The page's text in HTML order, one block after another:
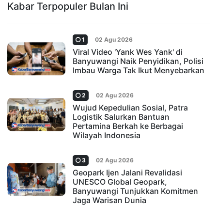
Kabar Terpopuler Bulan Ini
1 02 Agu 2026
Viral Video 'Yank Wes Yank' di
Banyuwangi Naik Penyidikan, Polisi
Imbau Warga Tak Ikut Menyebarkan
2 02 Agu 2026
Wujud Kepedulian Sosial, Patra
Logistik Salurkan Bantuan
Pertamina Berkah ke Berbagai
Wilayah Indonesia
3 02 Agu 2026
Geopark Ijen Jalani Revalidasi
UNESCO Global Geopark,
Banyuwangi Tunjukkan Komitmen
Jaga Warisan Dunia